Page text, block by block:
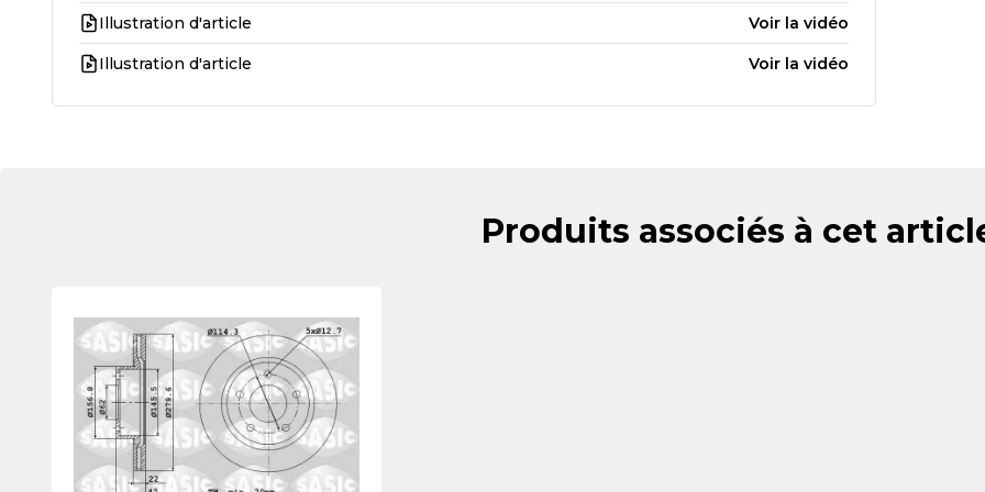
Illustration d'article Voir la vidéo
Illustration d'article Voir la vidéo
Produits associés à cet